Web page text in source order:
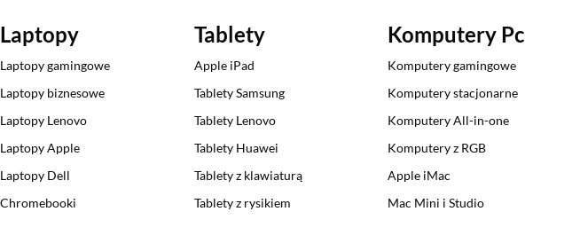
Laptopy
Laptopy gamingowe
Laptopy biznesowe
Laptopy Lenovo
Laptopy Apple
Laptopy Dell
Chromebooki
Tablety
Apple iPad
Tablety Samsung
Tablety Lenovo
Tablety Huawei
Tablety z klawiaturą
Tablety z rysikiem
Komputery Pc
Komputery gamingowe
Komputery stacjonarne
Komputery All-in-one
Komputery z RGB
Apple iMac
Mac Mini i Studio